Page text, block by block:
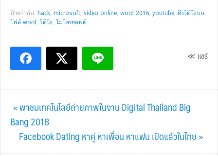
ป้ายกำกับ: hack, microsoft, video online, word 2016, youtube, ฝังวีดีโอบน
ไฟล์ word ,วีดีโอ, ไมโครซอฟต์
≪ แชร์
Previous
Post:
« พาชมเทคโนโลยีถ่ายภาพในงาน Digital Thailand Big
Bang 2018
Next
Post:
Facebook Dating หาคู่ หาเพื่อน หาแฟน เปิดแล้วในไทย »